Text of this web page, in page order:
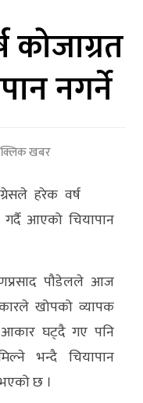
नगर्ने
क्लिक खबर
हरेक वर्ष
गर्दै आएको चियापान
पौडेलले आज
खोपको व्यापक
आकार घट्दै गए पनि
भन्दै चियापान
छ ।